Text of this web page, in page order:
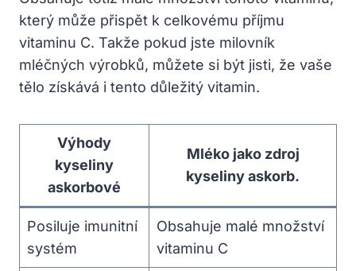
který může přispět k celkovému příjmu
vitaminu C. Takže pokud jste milovník
mléčných výrobků, můžete si být jisti, že vaše
tělo získává i tento důležitý vitamin.
Výhody
kyseliny
askorbové
Mléko jako zdroj
kyseliny askorb.
Posiluje imunitní
systém
Obsahuje malé množství
vitaminu C